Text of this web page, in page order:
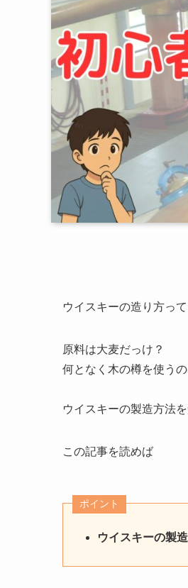
ウイスキーの造り方っ
原料は大麦だっけ？
何となく木の樽を使う
ウイスキーの製造方法
この記事を読めば
ポイント
ウイスキーの製